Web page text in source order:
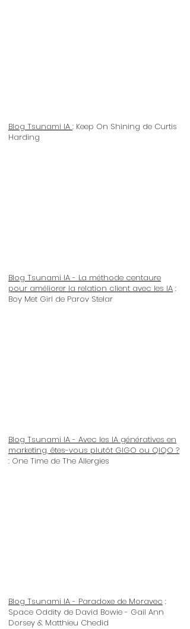
Blog Tsunami IA : Keep On Shining de Curtis
Harding
Blog Tsunami IA - La méthode centaure
pour améliorer la relation client avec les IA :
Boy Met Girl de Parov Stelar
Blog Tsunami IA - Avec les IA génératives en
marketing, êtes-vous plutôt GIGO ou QIQO ?
: One Time de The Allergies
Blog Tsunami IA - Paradoxe de Moravec :
Space Oddity de David Bowie - Gail Ann
Dorsey & Matthieu Chedid